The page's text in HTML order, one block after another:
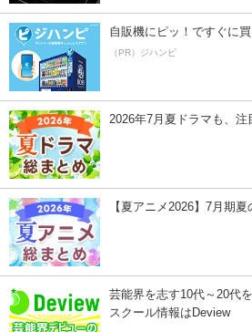
自販機にピッ！ですぐに
（PR）ジハンピ
2026年7月夏ドラマも、注
【夏アニメ2026】7月期
芸能界を志す10代～20代
スクール情報はDeview